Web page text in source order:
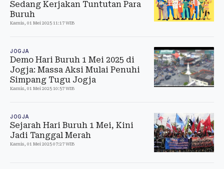
Sedang Kerjakan Tuntutan Para
Buruh
Kamis, 01 Mei 2025 11:17 WIB
JOGJA
Demo Hari Buruh 1 Mei 2025 di
Jogja: Massa Aksi Mulai Penuhi
Simpang Tugu Jogja
Kamis, 01 Mei 2025 10:57 WIB
JOGJA
Sejarah Hari Buruh 1 Mei, Kini
Jadi Tanggal Merah
Kamis, 01 Mei 2025 07:27 WIB